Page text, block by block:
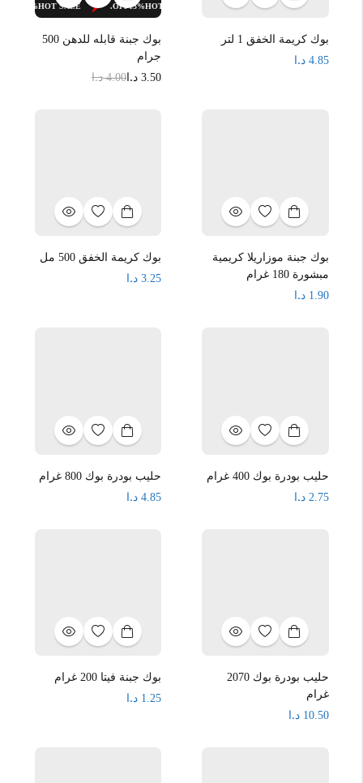
بوك كريمة الخفق 1 لتر
4.85 د.ا
HOT SALE
13%
OFF.
HOT SALE
13%
OFF.
HOT SALE
13%
بوك جبنة قابله للدهن 500
جرام
3.50 د.ا4.00 د.ا
بوك جبنة موزاريلا كريمية
مبشورة 180 غرام
1.90 د.ا
بوك كريمة الخفق 500 مل
3.25 د.ا
حليب بودرة بوك 400 غرام
2.75 د.ا
حليب بودرة بوك 800 غرام
4.85 د.ا
حليب بودرة بوك 2070
غرام
10.50 د.ا
بوك جبنة فيتا 200 غرام
1.25 د.ا